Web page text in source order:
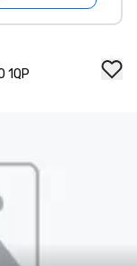
1QP